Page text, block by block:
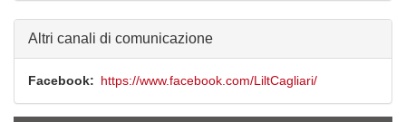
Altri canali di comunicazione
Facebook https://www.facebook.com/LiltCagliari/